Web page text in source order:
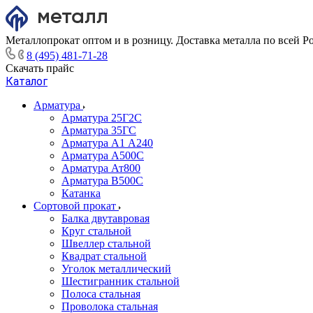
Металлопрокат оптом и в розницу. Доставка металла по всей
8 (495) 481-71-28
Скачать прайс
Каталог
Арматура
Арматура 25Г2С
Арматура 35ГС
Арматура А1 А240
Арматура А500С
Арматура Ат800
Арматура В500С
Катанка
Сортовой прокат
Балка двутавровая
Круг стальной
Швеллер стальной
Квадрат стальной
Уголок металлический
Шестигранник стальной
Полоса стальная
Проволока стальная